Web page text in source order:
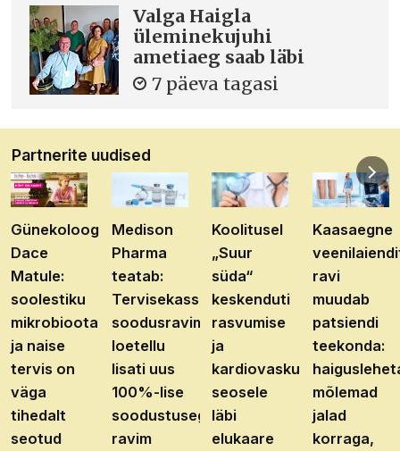
Valga Haigla
üleminekujuhi
ametiaeg saab läbi
7 päeva tagasi
Partnerite uudised
Günekoloog
Dace
Matule:
soolestiku
mikrobioota
ja naise
tervis on
väga
tihedalt
seotud
Medison
Pharma
teatab:
Tervisekassa
soodusravimite
loetellu
lisati uus
100%-lise
soodustusega
ravim
Koolitusel
„Suur
süda“
keskenduti
rasvumise
ja
kardiovaskulaarhaiguste
seosele
läbi
elukaare
Kaasaegne
ravi
muudab
patsiendi
teekonda:
mõlemad
jalad
korraga,